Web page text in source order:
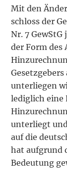
Mit den
schloss der
Nr. 7 GewStG
der Form des
unterliegen
lediglich eine
unterliegt
auf die
hat aufgrund
Bedeutung